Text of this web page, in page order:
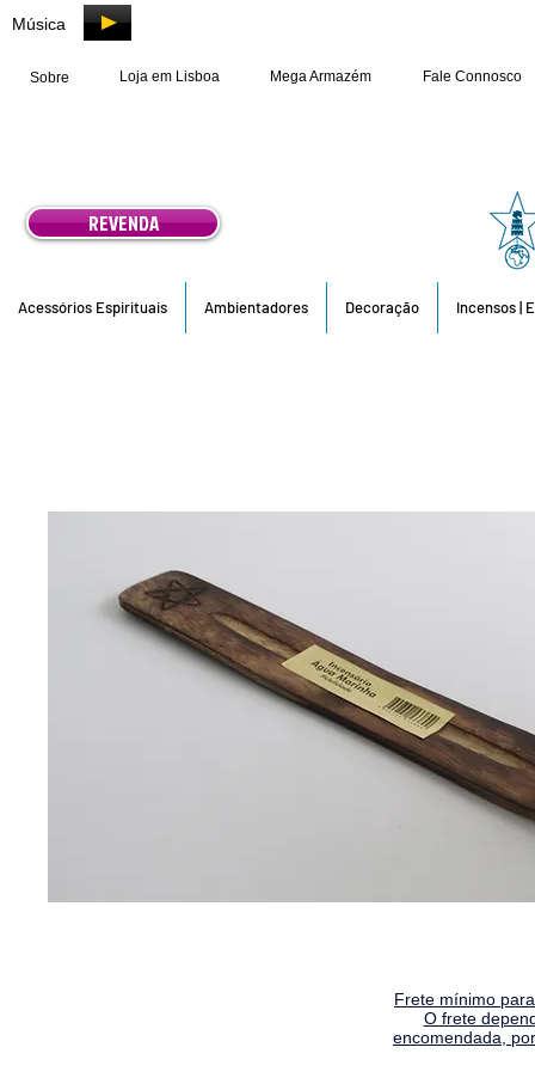
Música
Sobre Loja em Lisboa Mega Armazém Fale Connosco
REVENDA
Acessórios Espirituais Ambientadores Decoração Incensos |
Frete mínimo
O frete
encomendada,